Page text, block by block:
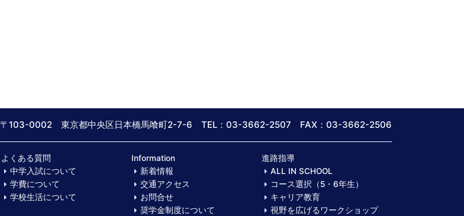
〒103-0002 東京都中央区日本橋馬喰町2-7-6 TEL：03-3662-2507 FAX：03-3662-2506
よくある質問
中学入試について
学費について
学校生活について
Information
新着情報
交通アクセス
お問合せ
奨学金制度について
進路指導
ALL IN SCHOOL
コース選択（5・6年生）
キャリア教育
視野を広げるワークショップ